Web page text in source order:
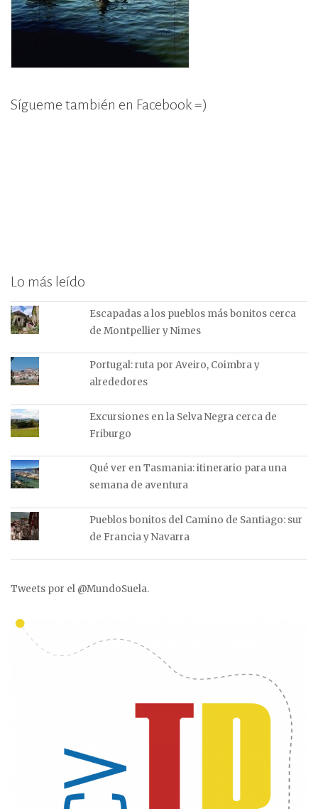
Sígueme también en Facebook =)
Lo más leído
Escapadas a los pueblos más bonitos cerca
de Montpellier y Nimes
Portugal: ruta por Aveiro, Coimbra y
alrededores
Excursiones en la Selva Negra cerca de
Friburgo
Qué ver en Tasmania: itinerario para una
semana de aventura
Pueblos bonitos del Camino de Santiago: sur
de Francia y Navarra
Tweets por el @MundoSuela.